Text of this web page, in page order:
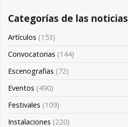
Categorías de las noticias
Artículos (153)
Convocatorias (144)
Escenografias (72)
Eventos (490)
Festivales (109)
Instalaciones (220)